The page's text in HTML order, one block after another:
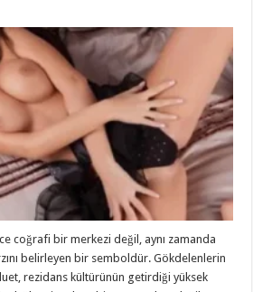
coğrafi bir merkezi değil, aynı zamanda
belirleyen bir semboldür. Gökdelenlerin
rezidans kültürünün getirdiği yüksek